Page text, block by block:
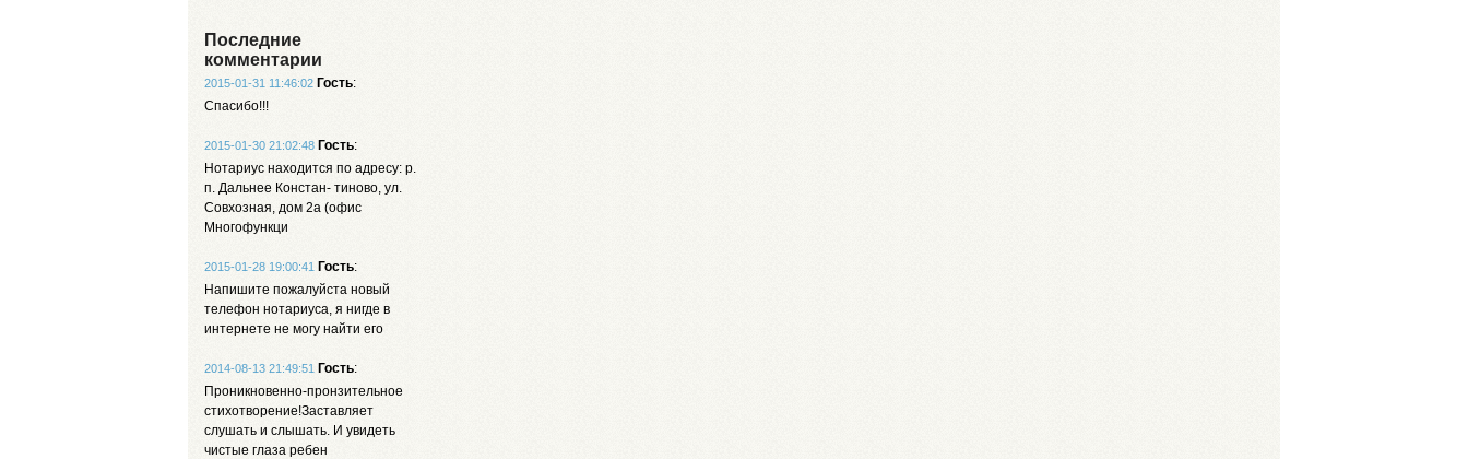
Последние
комментарии
2015-01-31 11:46:02 Гость:
Спасибо!!!
2015-01-30 21:02:48 Гость:
Нотариус находится по адресу: р.
п. Дальнее Констан- тиново, ул.
Совхозная, дом 2а (офис
Многофункци
2015-01-28 19:00:41 Гость:
Напишите пожалуйста новый
телефон нотариуса, я нигде в
интернете не могу найти его
2014-08-13 21:49:51 Гость:
Проникновенно-пронзительное
стихотворение!Заставляет
слушать и слышать. И увидеть
чистые глаза ребен